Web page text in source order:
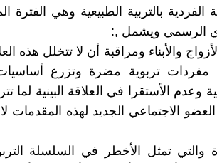
الفردية بالتربية الطبيعية وهي الفترة
الرسمي ويشمل ,:
والأبناء ومراقبة أن لا تتخلل هذه
مفردات تربوية مضرة وتزرع
وعدم الأستقرا في العلاقة البينية لما
الاجتماعي الجديد لهذه المقدمات
والتي تمثل الأخطر في السلسلة